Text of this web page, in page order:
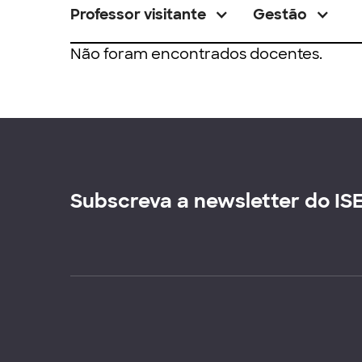
Professor visitante Gestão
Não foram encontrados docentes.
Subscreva a newsletter do